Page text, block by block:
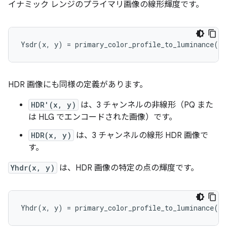
イナミック レンジのプライマリ画像の線形輝度です。
HDR 画像にも同様の定義があります。
HDR'(x, y)
は、3 チャンネルの非線形（PQ また
は HLG でエンコードされた画像）です。
HDR(x, y)
は、3 チャンネルの線形 HDR 画像で
す。
Yhdr(x, y) は、HDR 画像の特定の点の輝度です。